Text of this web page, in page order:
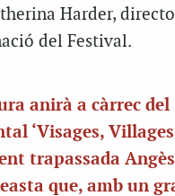
Harder,
del Festival.
anirà a càrrec del
‘Visages,
trapassada
que, amb un